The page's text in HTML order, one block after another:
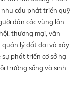
cầu phát triển quỹ
dân các vùng lân
thương mại, văn
quản lý đất đai và xây
phát triển cơ sở hạ
trường sống và sinh